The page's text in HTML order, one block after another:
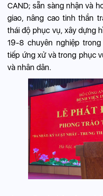
CAND; sẵn sàng nhận và
giao, nâng cao tinh thần
thái độ phục vụ, xây dựng
19-8 chuyên nghiệp
tiếp ứng xử và trong phục
và nhân dân.